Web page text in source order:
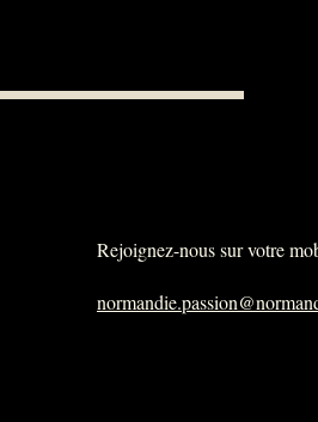
Rejoignez-nous sur votre